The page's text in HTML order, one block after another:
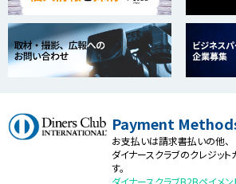
Payment
お支払いは請求書払いの他、
ダイナースクラブのクレジッ
す。
ダイナースクラブB2Bペイメン